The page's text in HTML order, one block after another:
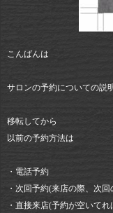
こんばんは
サロンの予約についての説
移転してから
以前の予約方法は
・電話予約
・次回予約(来店の際、次
・直接来店(予約が空いて